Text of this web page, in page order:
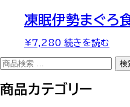
凍眠伊勢まぐろ
¥7,280 続きを読む
検
索
象:
検
商品カテゴリー